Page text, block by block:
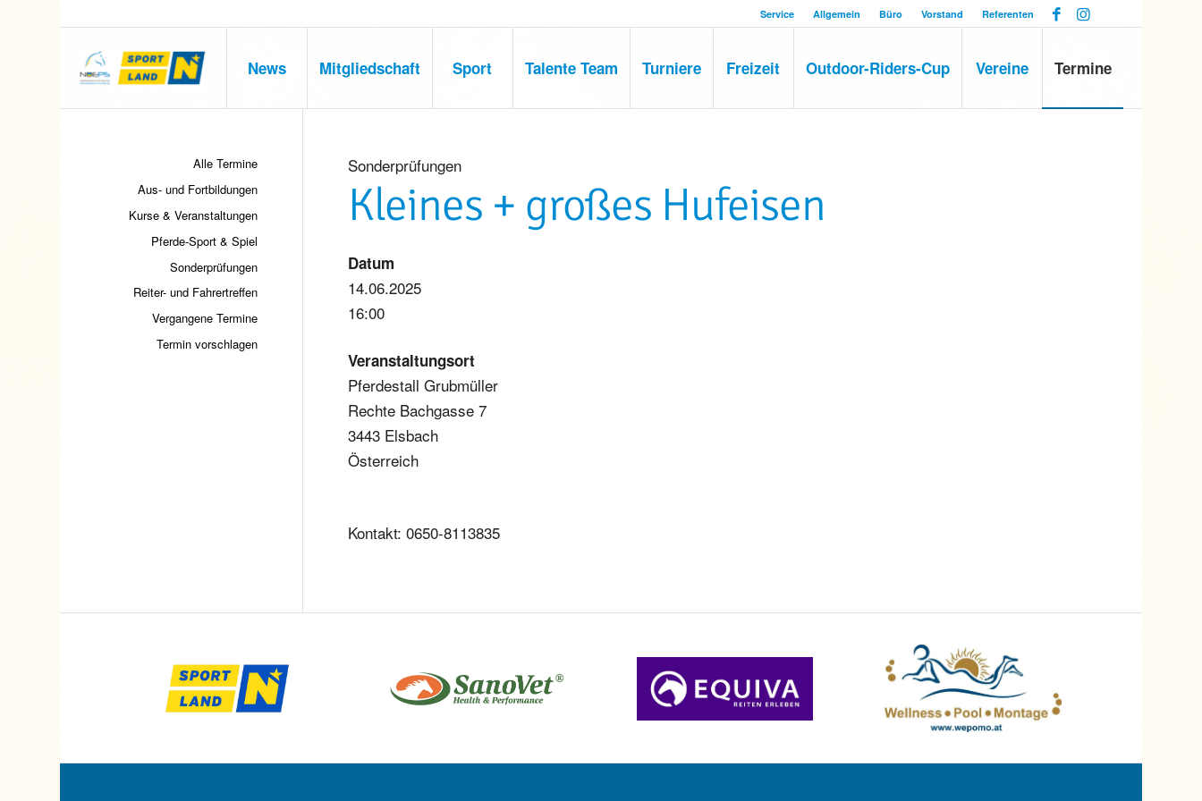
Service Allgemein Büro Vorstand Referenten
News Mitgliedschaft Sport Talente Team Turniere Freizeit Outdoor-Riders-Cup Vereine Termine
Sonderprüfungen
Kleines + großes Hufeisen
Datum
14.06.2025
16:00
Veranstaltungsort
Pferdestall Grubmüller
Rechte Bachgasse 7
3443 Elsbach
Österreich
Kontakt: 0650-8113835
Alle Termine
Aus- und Fortbildungen
Kurse & Veranstaltungen
Pferde-Sport & Spiel
Sonderprüfungen
Reiter- und Fahrertreffen
Vergangene Termine
Termin vorschlagen